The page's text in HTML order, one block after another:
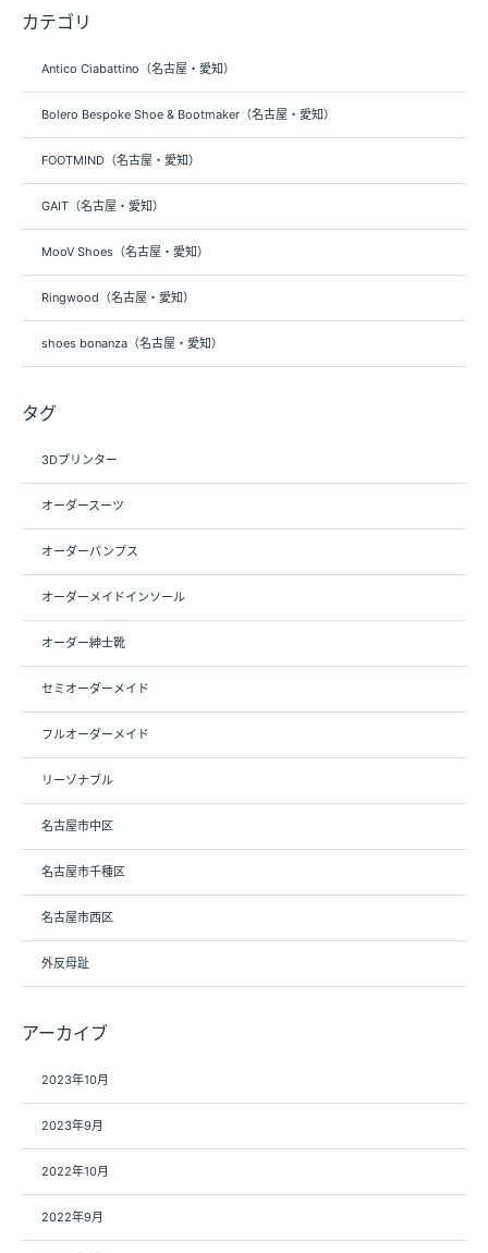
カテゴリ
Antico Ciabattino（名古屋・愛知）
Bolero Bespoke Shoe & Bootmaker（名古屋・愛知）
FOOTMIND（名古屋・愛知）
GAIT（名古屋・愛知）
MooV Shoes（名古屋・愛知）
Ringwood（名古屋・愛知）
shoes bonanza（名古屋・愛知）
タグ
3Dプリンター
オーダースーツ
オーダーパンプス
オーダーメイドインソール
オーダー紳士靴
セミオーダーメイド
フルオーダーメイド
リーゾナブル
名古屋市中区
名古屋市千種区
名古屋市西区
外反母趾
アーカイブ
2023年10月
2023年9月
2022年10月
2022年9月